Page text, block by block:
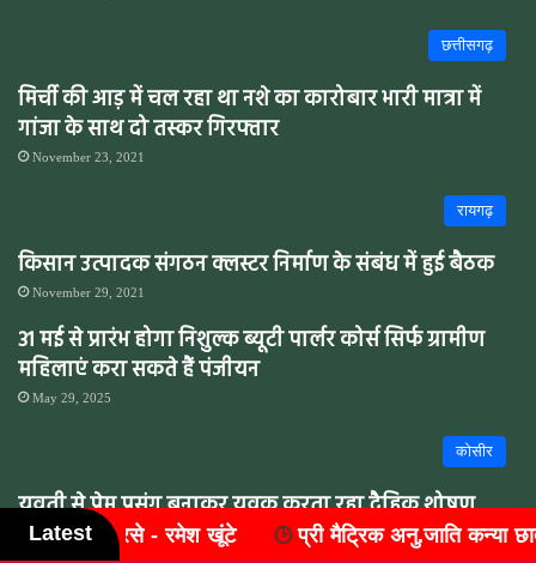
छत्तीसगढ़
मिर्ची की आड़ में चल रहा था नशे का कारोबार भारी मात्रा में
गांजा के साथ दो तस्कर गिरफ्तार
November 23, 2021
रायगढ़
किसान उत्पादक संगठन क्लस्टर निर्माण के संबंध में हुई बैठक
November 29, 2021
31 मई से प्रारंभ होगा निशुल्क ब्यूटी पार्लर कोर्स सिर्फ ग्रामीण
महिलाएं करा सकते हैं पंजीयन
May 29, 2025
कोसीर
युवती से प्रेम प्रसंग बनाकर युवक करता रहा दैहिक शोषण,
युवती की सगाई तोड़वाई किया गाली गलौच मारपीट …..
Latest
मैट्रिक अनु.जाति कन्या छात्रावास - छिन्द में विश्व आदिवासी